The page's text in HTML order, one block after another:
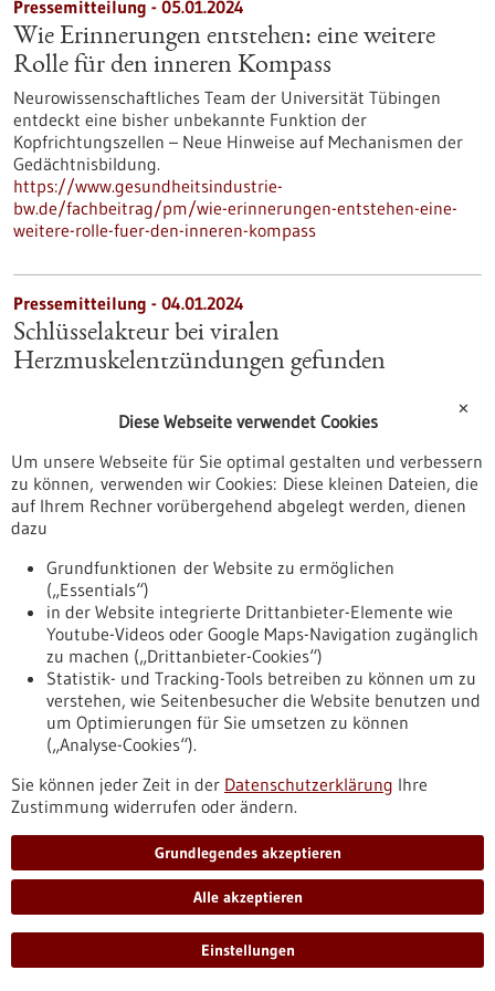
Pressemitteilung - 05.01.2024
Wie Erinnerungen entstehen: eine weitere
Rolle für den inneren Kompass
Neurowissenschaftliches Team der Universität Tübingen
entdeckt eine bisher unbekannte Funktion der
Kopfrichtungszellen – Neue Hinweise auf Mechanismen der
Gedächtnisbildung.
https://www.gesundheitsindustrie-
bw.de/fachbeitrag/pm/wie-erinnerungen-entstehen-eine-
weitere-rolle-fuer-den-inneren-kompass
Pressemitteilung - 04.01.2024
Schlüsselakteur bei viralen
Herzmuskelentzündungen gefunden
Herzmuskelentzündung. Diese kann langfristig die
haben Forscher*innen der Medizinischen Fakultät der
Universität Freiburg einen neuen Ansatz zur Behandlung der
Herzmuskelentzündung, auch Myokarditis genannt, entdeckt.
https://www.gesundheitsindustrie-
herzmuskelentzuendungen-gefunden
Pressemitteilung - 03.01.2024
Umprogrammierte Fettzellen unterstützen
das Tumorwachstum
Mutationen des Tumorsuppressors p53 wirken nicht nur auf
die Krebszellen selbst wachstumsfördernd, sondern
beeinflussen auch die Zellen in der Mikroumgebung des
Tumors. Wissenschaftlerinnen und Wissenschaftler vom
israelischen Weizmann-Institut und vom Deutschen
Krebsforschungszentrum (DKFZ) zeigen nun, dass p53-
mutierte Brustkrebszellen der Maus Fettzellen
https://www.gesundheitsindustrie-
bw.de/fachbeitrag/pm/umprogrammierte-fettzellen-
unterstuetzen-das-tumorwachstum
✕
Diese Webseite verwendet Cookies
Um unsere Webseite für Sie optimal gestalten und verbessern
zu können, verwenden wir Cookies: Diese kleinen Dateien, die
auf Ihrem Rechner vorübergehend abgelegt werden, dienen
dazu
Grundfunktionen der Website zu ermöglichen
(„Essentials“)
in der Website integrierte Drittanbieter-Elemente wie
Youtube-Videos oder Google Maps-Navigation zugänglich
zu machen („Drittanbieter-Cookies“)
Statistik- und Tracking-Tools betreiben zu können um zu
verstehen, wie Seitenbesucher die Website benutzen und
um Optimierungen für Sie umsetzen zu können
(„Analyse-Cookies“).
Sie können jeder Zeit in der Datenschutzerklärung Ihre
Zustimmung widerrufen oder ändern.
Grundlegendes akzeptieren
Alle akzeptieren
Einstellungen